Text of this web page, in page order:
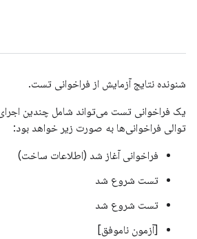
شنونده نتایج آزمایش از فراخوانی تست.
یک فراخوانی تست می‌تواند شامل چندین اجرای
توالی فراخوانی‌ها به صورت زیر خواهد بود:
فراخوانی آغاز شد (اطلاعات ساخت)
تست شروع شد
تست شروع شد
[آزمون ناموفق]